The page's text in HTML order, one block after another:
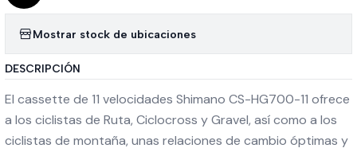
Mostrar stock de ubicaciones
DESCRIPCIÓN
El cassette de 11 velocidades Shimano CS-HG700-11 ofrece
a los ciclistas de Ruta, Ciclocross y Gravel, así como a los
ciclistas de montaña, unas relaciones de cambio óptimas y